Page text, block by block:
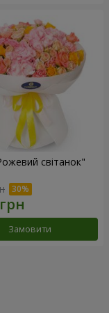
світанок"
Замовити